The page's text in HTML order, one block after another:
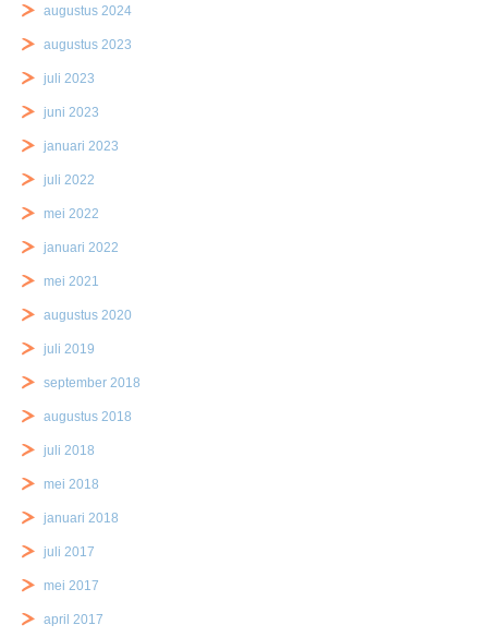
augustus 2024
augustus 2023
juli 2023
juni 2023
januari 2023
juli 2022
mei 2022
januari 2022
mei 2021
augustus 2020
juli 2019
september 2018
augustus 2018
juli 2018
mei 2018
januari 2018
juli 2017
mei 2017
april 2017